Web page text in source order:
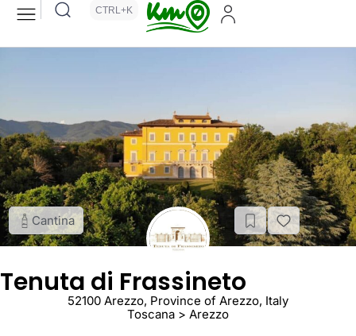
CTRL+K
Cantina
Tenuta di Frassineto
52100 Arezzo, Province of Arezzo, Italy
Toscana > Arezzo